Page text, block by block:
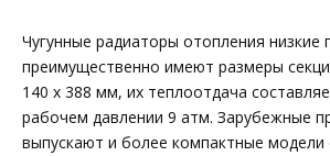
Чугунные радиаторы отопления низкие
преимущественно имеют размеры
140 х 388 мм, их теплоотдача
рабочем давлении 9 атм. Зарубежные
выпускают и более компактные